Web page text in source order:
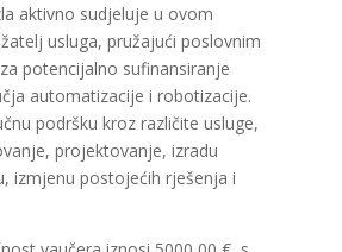
aktivno sudjeluje u ovom
usluga, pružajući poslovnim
potencijalno sufinansiranje
automatizacije i robotizacije.
podršku kroz različite usluge,
projektovanje, izradu
izmjenu postojećih rješenja i